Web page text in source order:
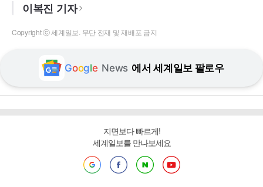
이복진 기자
Copyright ⓒ 세계일보. 무단 전재 및 재배포 금지
Google News 에서 세계일보 팔로우
지면보다 빠르게!
세계일보를 만나보세요